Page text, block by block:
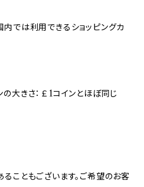
では利用できるショッピングカ
大きさ：￡1コインとほぼ同じ
こともございます。ご希望のお客